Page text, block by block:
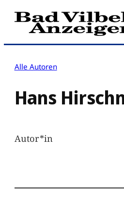
Zum
Inhalt
Alle Autoren
Hans
Autor*in